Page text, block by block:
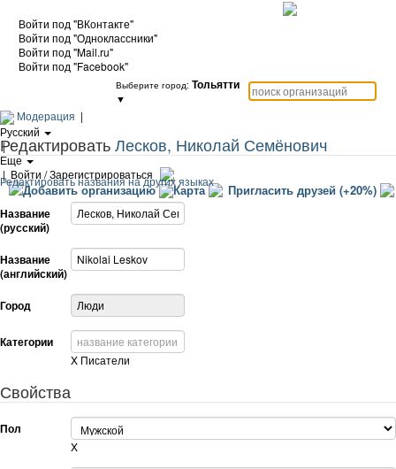
Войти под "ВКонтакте"
Войти под "Одноклассники"
Войти под "Mail.ru"
Войти под "Facebook"
Выберите город: Тольятти
▼
Модерация |
Русский
|
Еще
| Войти / Зарегистрироваться
Добавить организацию Карта Пригласить друзей (+20%)
Редактировать названия на других языках
РедактироватьЛесков, Николай Семёнович
Название
(русский)
Название
(английский)
Город
Категории
XПисатели
Свойства
Пол
X